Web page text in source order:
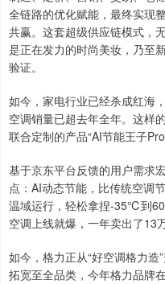
全链路的优化赋能，最终实现
共赢。这套超级供应链模式，
是正在发力的时尚美妆，乃至
验证。
如今，家电行业已经杀成红海
空调销量已超去年全年。这样
联合定制的产品“AI节能王子
基于京东平台反馈的用户需求
点：AI动态节能，比传统空调
温域运行，轻松拿捏-35℃到
空调上线就爆，一年卖出了13万
如今，格力正从“好空调格力造
拓宽至全品类，今年格力品牌